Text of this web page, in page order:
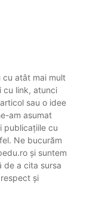
cu atât mai mult
cu link, atunci
sau o idee
am asumat
publicațiile cu
Ne bucurăm
și suntem
de a cita sursa
și